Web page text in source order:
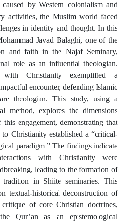
by Western colonialism and
activities, the Muslim world faced
in identity and thought. In this
Javad Balaghi, one of the
and faith in the Najaf Seminary,
role as an influential theologian.
with Christianity exemplified a
encounter, defending Islamic
theologian. This study, using a
method, explores the dimensions
engagement, demonstrating that
to Christianity established a “critical-
paradigm.” The findings indicate
with Christianity were
leading to the formation of
in Shiite seminaries. This
textual-historical deconstruction of
of core Christian doctrines,
Qur’an as an epistemological